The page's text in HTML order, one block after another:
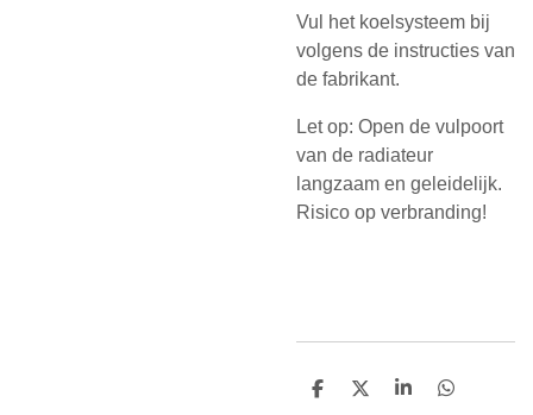
Vul het koelsysteem bij
volgens de instructies van
de fabrikant.
Let op: Open de vulpoort
van de radiateur
langzaam en geleidelijk.
Risico op verbranding!
D
D
S
D